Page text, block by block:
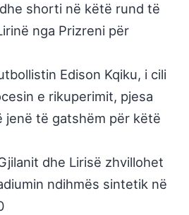
shorti në këtë rund të
nga Prizreni për
Edison Kqiku, i cili
e rikuperimit, pjesa
të gatshëm për këtë
dhe Lirisë zhvillohet
ndihmës sintetik në